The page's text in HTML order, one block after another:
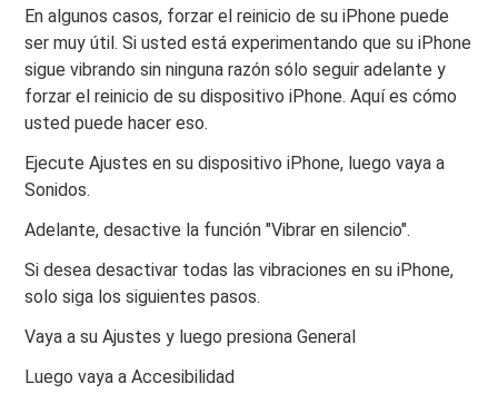
En algunos casos, forzar el reinicio de su iPhone puede
ser muy útil. Si usted está experimentando que su iPhone
sigue vibrando sin ninguna razón sólo seguir adelante y
forzar el reinicio de su dispositivo iPhone. Aquí es cómo
usted puede hacer eso.
Ejecute Ajustes en su dispositivo iPhone, luego vaya a
Sonidos.
Adelante, desactive la función "Vibrar en silencio".
Si desea desactivar todas las vibraciones en su iPhone,
solo siga los siguientes pasos.
Vaya a su Ajustes y luego presiona General
Luego vaya a Accesibilidad